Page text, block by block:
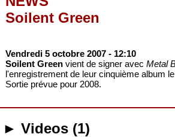
Soilent Green
Vendredi 5 octobre 2007 - 12:10
Soilent Greenvient de signer avec Metal
l'enregistrement de leur cinquième album
Sortie prévue pour 2008.
► Videos (1)